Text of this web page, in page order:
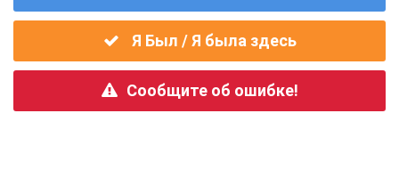
Я Был / Я была здесь
Сообщите об ошибке!